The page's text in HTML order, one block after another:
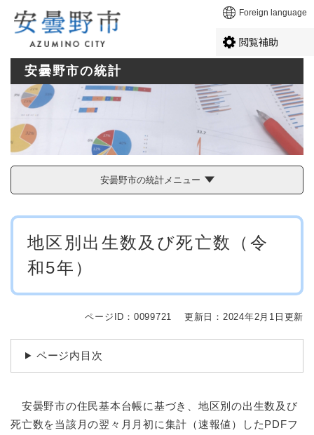
メニューを飛ばして本文へ Foreign language
閲覧補助
安曇野市の統計
安曇野市の統計メニュー
本
地区別出生数及び死亡数（令
和5年）
ページID：0099721 更新日：2024年2月1日更新
ページ内目次
安曇野市の住民基本台帳に基づき、地区別の出生数及び
死亡数を当該月の翌々月月初に集計（速報値）したPDFフ